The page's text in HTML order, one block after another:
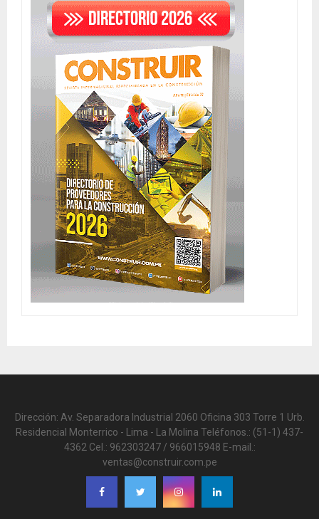
Dirección: Av. Separadora Industrial 2060 Oficina 303 Torre 1 Urb.
Residencial Monterrico - Lima - La Molina Teléfonos.: (51-1) 437-
4362 Cel.: 962303247 / 966015948 E-mail.:
ventas@construir.com.pe